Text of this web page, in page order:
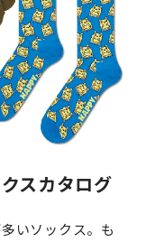
スカタログ
いソックス。も